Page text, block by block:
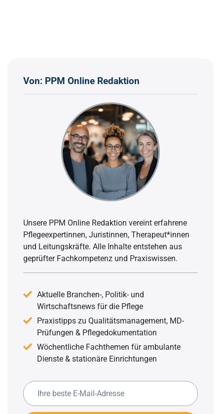
Von: PPM Online Redaktion
Unsere PPM Online Redaktion vereint erfahrene
Pflegeexpertinnen, Juristinnen, Therapeut*innen
und Leitungskräfte. Alle Inhalte entstehen aus
geprüfter Fachkompetenz und Praxiswissen.
Aktuelle Branchen-, Politik- und
Wirtschaftsnews für die Pflege
Praxistipps zu Qualitätsmanagement, MD-
Prüfungen & Pflegedokumentation
Wöchentliche Fachthemen für ambulante
Dienste & stationäre Einrichtungen